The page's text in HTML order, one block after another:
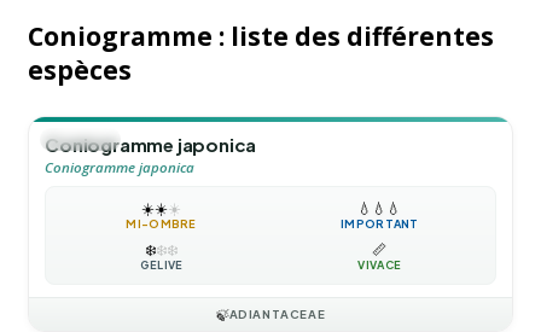
Coniogramme : liste des différentes
espèces
🪴VIVACE
Coniogramme japonica
Coniogramme japonica
☀️☀️☀️
MI-OMBRE
💧 💧 💧
IMPORTANT
❄️❄️❄️
GÉLIVE
📏
VIVACE
🍃ADIANTACEAE